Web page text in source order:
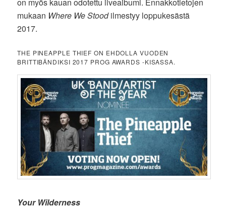
mukaan Where We Stoodilmestyy loppukesästä
2017.
THE PINEAPPLE THIEF ON EHDOLLA VUODEN
BRITTIBÄNDIKSI 2017 PROG AWARDS -KISASSA.
Your Wilderness